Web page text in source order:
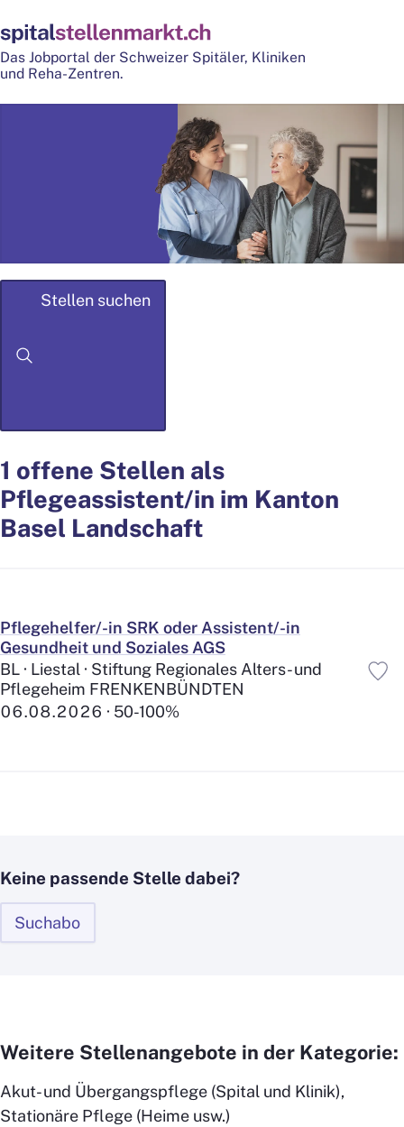
Das Jobportal der Schweizer Spitäler, Kliniken
und Reha-Zentren.
Stellen suchen
1 offene Stellen als
Pflegeassistent/in im Kanton
Basel Landschaft
Pflegehelfer/-in SRK oder Assistent/-in
Gesundheit und Soziales AGS
BL · Liestal · Stiftung Regionales Alters- und
Pflegeheim FRENKENBÜNDTEN
06.08.2026
50-100%
Keine passende Stelle dabei?
Suchabo
Weitere Stellenangebote in der Kategorie:
Akut- und Übergangspflege (Spital und Klinik),
Stationäre Pflege (Heime usw.)